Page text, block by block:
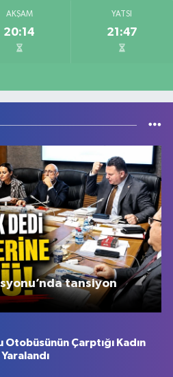
AKŞAM
20:14
YATSI
21:47
tansiyon
Otobüsünün Çarptığı Kadın